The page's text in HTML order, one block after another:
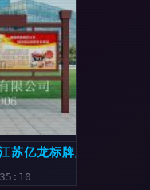
亿龙标牌厂专业解读